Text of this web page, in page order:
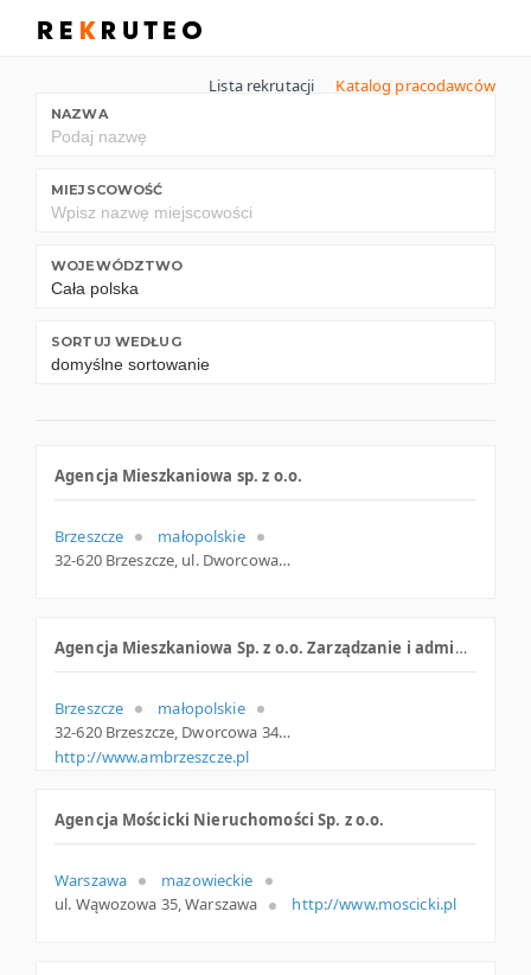
Lista rekrutacji Katalog pracodawców
NAZWA
MIEJSCOWOŚĆ
WOJEWÓDZTWO
SORTUJ WEDŁUG
Agencja Mieszkaniowa sp. z o.o.
Brzeszcze
małopolskie
32-620 Brzeszcze, ul. Dworcowa 34, małopolskie
Agencja Mieszkaniowa Sp. z o.o. Zarządzanie i administrowanie nieruchomościami
Brzeszcze
małopolskie
32-620 Brzeszcze, Dworcowa 34, woj. Małopolskie, pow. Oświęcimski, gm. Brzeszcze
http://www.ambrzeszcze.pl
Agencja Mościcki Nieruchomości Sp. z o.o.
Warszawa
mazowieckie
ul. Wąwozowa 35, Warszawa
http://www.moscicki.pl